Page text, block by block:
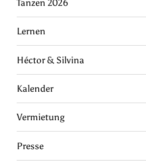
Tanzen 2026
Lernen
Héctor & Silvina
Kalender
Vermietung
Presse